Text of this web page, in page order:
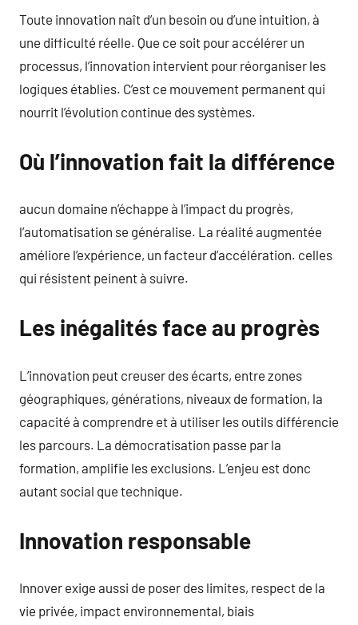
Toute innovation naît d’un besoin ou d’une intuition, à
une difficulté réelle. Que ce soit pour accélérer un
processus, l’innovation intervient pour réorganiser les
logiques établies. C’est ce mouvement permanent qui
nourrit l’évolution continue des systèmes.
Où l’innovation fait la différence
aucun domaine n’échappe à l’impact du progrès,
l’automatisation se généralise. La réalité augmentée
améliore l’expérience, un facteur d’accélération. celles
qui résistent peinent à suivre.
Les inégalités face au progrès
L’innovation peut creuser des écarts, entre zones
géographiques, générations, niveaux de formation, la
capacité à comprendre et à utiliser les outils différencie
les parcours. La démocratisation passe par la
formation, amplifie les exclusions. L’enjeu est donc
autant social que technique.
Innovation responsable
Innover exige aussi de poser des limites, respect de la
vie privée, impact environnemental, biais